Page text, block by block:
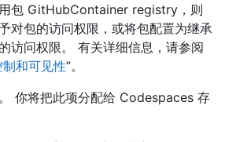
包 GitHubContainer registry，则
对包的访问权限，或将包配置为继承
访问权限。 有关详细信息，请参阅
和可见性”。
你将把此项分配给 Codespaces 存